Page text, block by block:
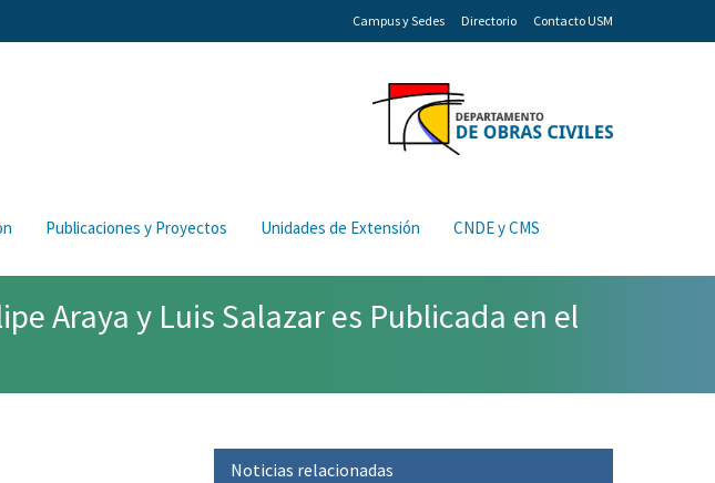
Campus y Sedes Directorio Contacto USM
Publicaciones y Proyectos Unidades de Extensión CNDE y CMS
Araya y Luis Salazar es Publicada en el
Noticias relacionadas